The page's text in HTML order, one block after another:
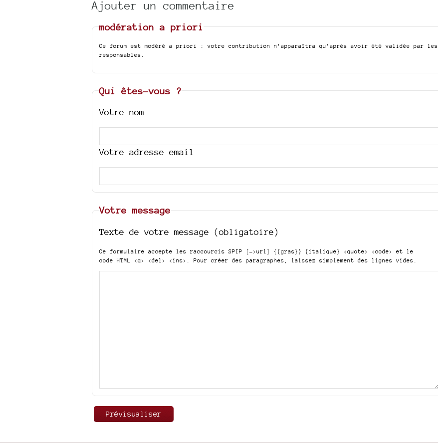
Ajouter un commentaire
modération a priori
Ce forum est modéré a priori : votre contribution n’apparaîtra qu’après avoir été validée par les
responsables.
Qui êtes-vous ?
Votre nom
Votre adresse email
Votre message
Texte de votre message (obligatoire)
Ce formulaire accepte les raccourcis SPIP [->url] {{gras}} {italique} <quote> <code>
et le
code HTML <q> <del> <ins> . Pour créer des paragraphes, laissez simplement des lignes vides.